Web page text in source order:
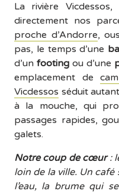
La rivière
directement nos
proche d’Andorre,
pas, le temps d’une
d’un footingou d’une
emplacement de
Vicdessos séduit
à la mouche, qui
passages rapides,
galets.
Notre coup de cœur :
loin de la ville. Un
l’eau, la brume qui